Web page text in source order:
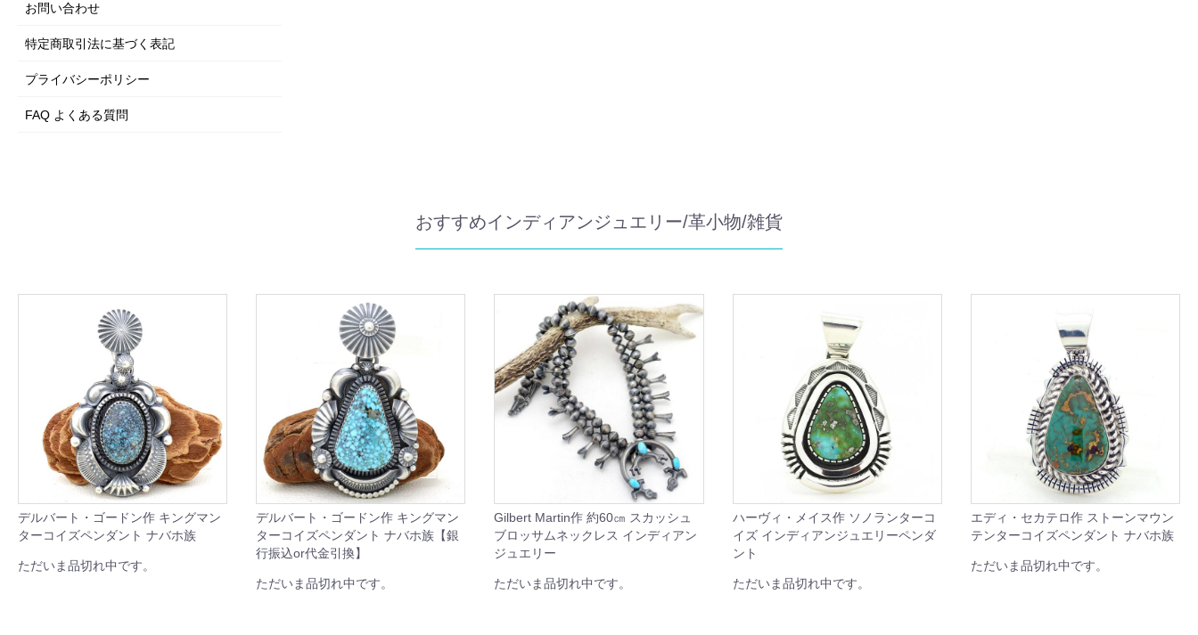
お問い合わせ
特定商取引法に基づく表記
プライバシーポリシー
FAQ よくある質問
おすすめインディアンジュエリー/革小物/雑貨
デルバート・ゴードン作 キングマン
ターコイズペンダント ナバホ族
ただいま品切れ中です。
デルバート・ゴードン作 キングマン
ターコイズペンダント ナバホ族【銀
行振込or代金引換】
ただいま品切れ中です。
Gilbert Martin作 約60㎝ スカッシュ
ブロッサムネックレス インディアン
ジュエリー
ただいま品切れ中です。
ハーヴィ・メイス作 ソノランターコ
イズ インディアンジュエリーペンダ
ント
ただいま品切れ中です。
エディ・セカテロ作 ストーンマウン
テンターコイズペンダント ナバホ族
ただいま品切れ中です。